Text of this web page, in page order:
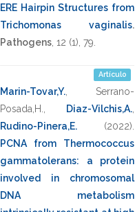
ERE Hairpin Structures from
Trichomonas vaginalis.
Pathogens 12 (1), 79
Artículo
Marin-Tovar,Y.
Serrano-
Posada,H.
Diaz-Vilchis,A.
Rudino-Pinera,E.
(2022)
PCNA from Thermococcus
gammatolerans: a protein
involved in chromosomal
DNA metabolism